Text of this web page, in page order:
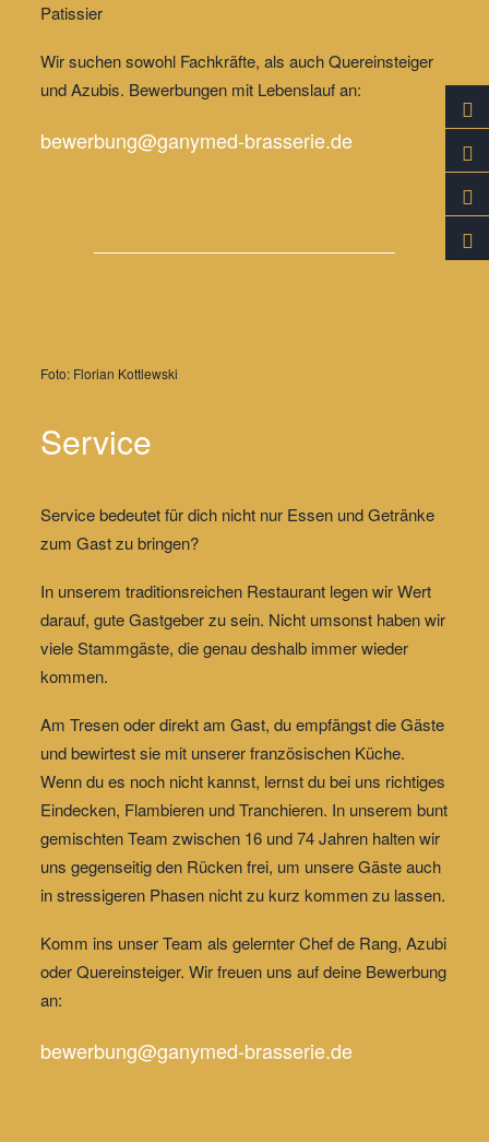
Patissier
Wir suchen sowohl Fachkräfte, als auch Quereinsteiger
und Azubis. Bewerbungen mit Lebenslauf an:
bewerbung@ganymed-brasserie.de
Foto: Florian Kottlewski
Service
Service bedeutet für dich nicht nur Essen und Getränke
zum Gast zu bringen?
In unserem traditionsreichen Restaurant legen wir Wert
darauf, gute Gastgeber zu sein. Nicht umsonst haben wir
viele Stammgäste, die genau deshalb immer wieder
kommen.
Am Tresen oder direkt am Gast, du empfängst die Gäste
und bewirtest sie mit unserer französischen Küche.
Wenn du es noch nicht kannst, lernst du bei uns richtiges
Eindecken, Flambieren und Tranchieren. In unserem bunt
gemischten Team zwischen 16 und 74 Jahren halten wir
uns gegenseitig den Rücken frei, um unsere Gäste auch
in stressigeren Phasen nicht zu kurz kommen zu lassen.
Komm ins unser Team als gelernter Chef de Rang, Azubi
oder Quereinsteiger. Wir freuen uns auf deine Bewerbung
an:
bewerbung@ganymed-brasserie.de